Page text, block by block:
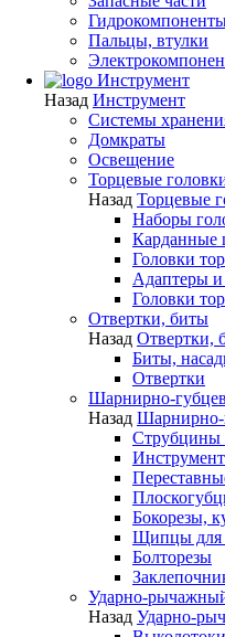
Пальцы, втулки
Инструмент
Назад Инструмент
Системы
Домкраты
Освещение
Торцевые
Назад Торцевые
Наборы
Карданные
Головки
Адаптеры и
Головки
Отвертки, биты
Назад Отвертки,
Биты,
Отвертки
Шарнирно-
Назад Шарнирно-
Струбцины
Инструмент
Бокорезы,
Щипцы для
Болторезы
Ударно-
Назад Ударно-